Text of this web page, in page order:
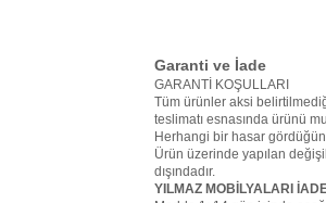
Garanti ve İade
GARANTİ KOŞULLARI
Tüm ürünler aksi
teslimatı esnasında ürünü
Herhangi bir hasar
Ürün üzerinde yapılan
dışındadır.
YILMAZ MOBİLYALARI